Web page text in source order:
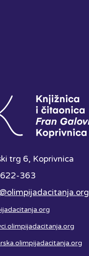
trg 6, Koprivnica
363